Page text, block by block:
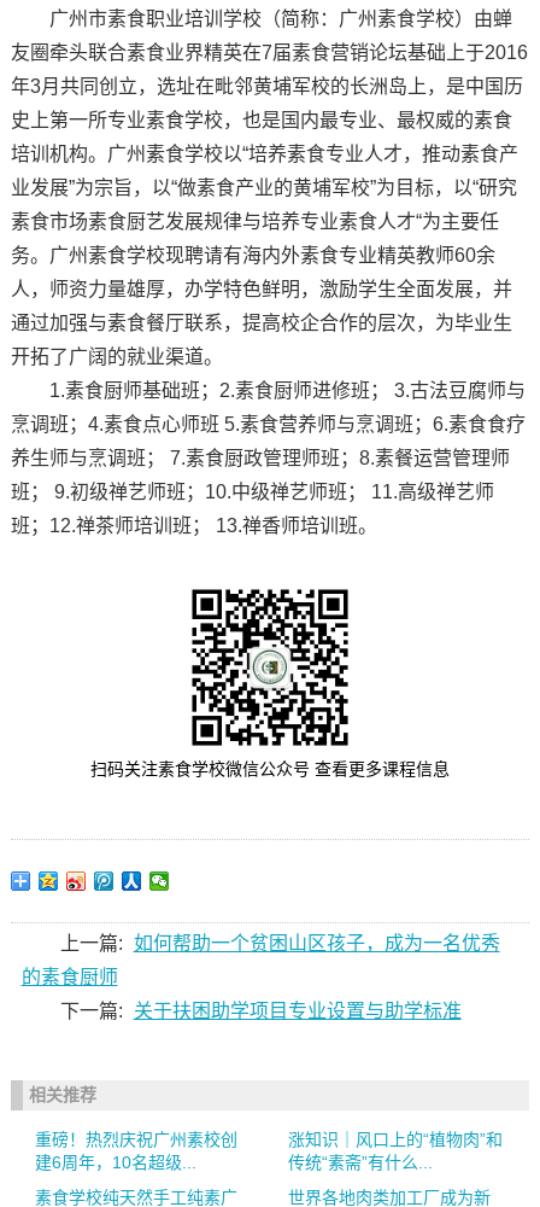
广州市素食职业培训学校（简称：广州素食学校）由蝉
友圈牵头联合素食业界精英在7届素食营销论坛基础上于2016
年3月共同创立，选址在毗邻黄埔军校的长洲岛上，是中国历
史上第一所专业素食学校，也是国内最专业、最权威的素食
培训机构。广州素食学校以“培养素食专业人才，推动素食产
业发展”为宗旨，以“做素食产业的黄埔军校”为目标，以“研究
素食市场素食厨艺发展规律与培养专业素食人才“为主要任
务。广州素食学校现聘请有海内外素食专业精英教师60余
人，师资力量雄厚，办学特色鲜明，激励学生全面发展，并
通过加强与素食餐厅联系，提高校企合作的层次，为毕业生
开拓了广阔的就业渠道。
1.素食厨师基础班；2.素食厨师进修班； 3.古法豆腐师与
烹调班；4.素食点心师班 5.素食营养师与烹调班；6.素食食疗
养生师与烹调班； 7.素食厨政管理师班；8.素餐运营管理师
班； 9.初级禅艺师班；10.中级禅艺师班； 11.高级禅艺师
班；12.禅茶师培训班； 13.禅香师培训班。
扫码关注素食学校微信公众号 查看更多课程信息
上一篇: 如何帮助一个贫困山区孩子，成为一名优秀
的素食厨师
下一篇:
关于扶困助学项目专业设置与助学标准
相关推荐
重磅！热烈庆祝广州素校创
建6周年，10名超级...
涨知识｜风口上的“植物肉”和
传统“素斋”有什么...
素食学校纯天然手工纯素广
世界各地肉类加工厂成为新